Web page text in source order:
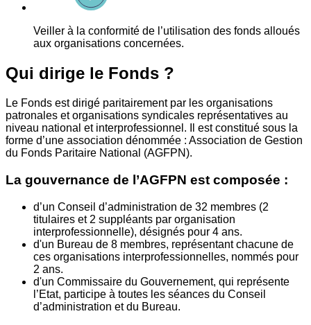
Veiller à la conformité de l’utilisation des fonds alloués
aux organisations concernées.
Qui dirige le Fonds ?
Le Fonds est dirigé paritairement par les organisations
patronales et organisations syndicales représentatives au
niveau national et interprofessionnel. Il est constitué sous la
forme d’une association dénommée : Association de Gestion
du Fonds Paritaire National (AGFPN).
La gouvernance de l’AGFPN est composée :
d’un Conseil d’administration de 32 membres (2
titulaires et 2 suppléants par organisation
interprofessionnelle), désignés pour 4 ans.
d'un Bureau de 8 membres, représentant chacune de
ces organisations interprofessionnelles, nommés pour
2 ans.
d'un Commissaire du Gouvernement, qui représente
l’Etat, participe à toutes les séances du Conseil
d’administration et du Bureau.